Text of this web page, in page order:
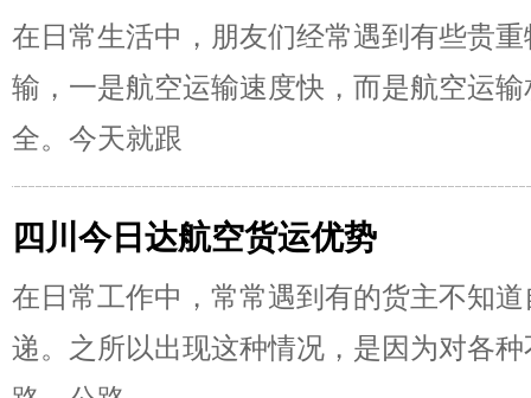
在日常生活中，朋友们经常遇到有些贵
输，一是航空运输速度快，而是航空运
全。今天就跟
四川今日达航空货运优势
在日常工作中，常常遇到有的货主不知
递。之所以出现这种情况，是因为对各